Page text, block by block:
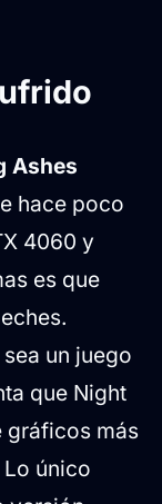
Ashes
hace poco
4060 y
es que
un juego
que Night
gráficos más
único